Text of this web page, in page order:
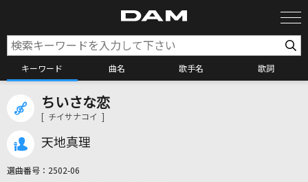
キーワード 曲名 歌手名 歌詞
ちいさな恋
[ チイサナコイ ]
天地真理
選曲番号： 2502-06